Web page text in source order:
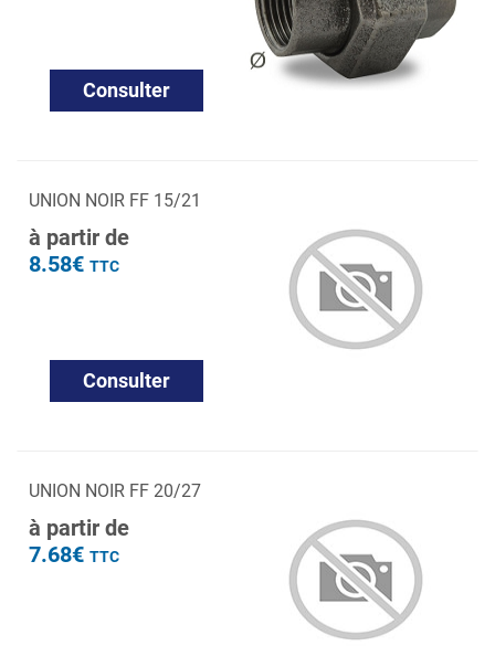
Consulter
UNION NOIR FF 15/21
à partir de
8.58€ TTC
Consulter
UNION NOIR FF 20/27
à partir de
7.68€ TTC